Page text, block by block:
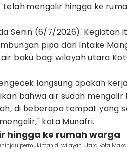
telah mengalir hingga ke
Senin (6/7/2026). Kegiatan
pipa dari Intake
baku bagi wilayah utara
langsung apakah
bahwa air sudah mengalir
di beberapa tempat yang
kata Munafri.
hingga ke rumah warga
permukiman di wilayah utara Kota